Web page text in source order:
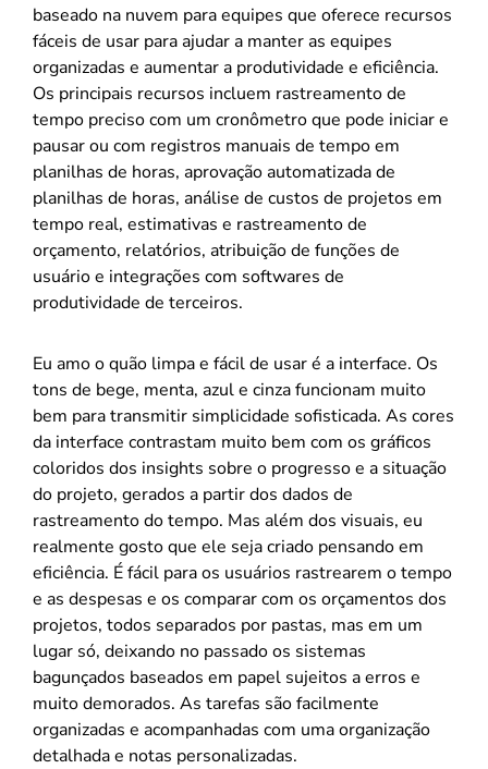
baseado na nuvem para equipes que oferece recursos
fáceis de usar para ajudar a manter as equipes
organizadas e aumentar a produtividade e eficiência.
Os principais recursos incluem rastreamento de
tempo preciso com um cronômetro que pode iniciar e
pausar ou com registros manuais de tempo em
planilhas de horas, aprovação automatizada de
planilhas de horas, análise de custos de projetos em
tempo real, estimativas e rastreamento de
orçamento, relatórios, atribuição de funções de
usuário e integrações com softwares de
produtividade de terceiros.
Eu amo o quão limpa e fácil de usar é a interface. Os
tons de bege, menta, azul e cinza funcionam muito
bem para transmitir simplicidade sofisticada. As cores
da interface contrastam muito bem com os gráficos
coloridos dos insights sobre o progresso e a situação
do projeto, gerados a partir dos dados de
rastreamento do tempo. Mas além dos visuais, eu
realmente gosto que ele seja criado pensando em
eficiência. É fácil para os usuários rastrearem o tempo
e as despesas e os comparar com os orçamentos dos
projetos, todos separados por pastas, mas em um
lugar só, deixando no passado os sistemas
bagunçados baseados em papel sujeitos a erros e
muito demorados. As tarefas são facilmente
organizadas e acompanhadas com uma organização
detalhada e notas personalizadas.